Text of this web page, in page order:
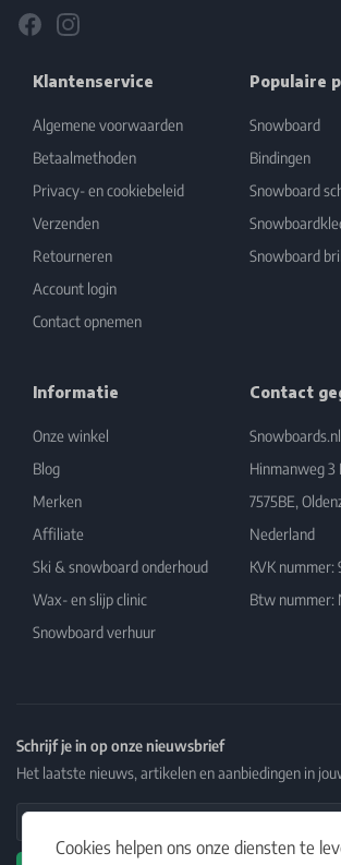
Cookies helpen ons onze diensten te
FacebookInstagram
Klantenservice
Algemene voorwaarden
Betaalmethoden
Privacy- en cookiebeleid
Verzenden
Retourneren
Account login
Contact opnemen
Populaire
Snowboard
Bindingen
Snowboard
Snowboard
Informatie
Onze winkel
Blog
Merken
Affiliate
Ski & snowboard onderhoud
Wax- en slijp clinic
Snowboard verhuur
Contact
Snowboards.nl
Hinmanweg 3
7575BE,
Nederland
KVK nummer:
Btw nummer:
Schrijf je in op onze nieuwsbrief
Het laatste nieuws, artikelen en aanbiedingen in
Email Address